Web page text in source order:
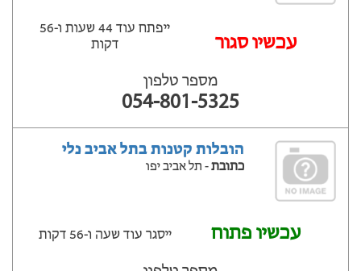
עכשיו סגור
ייפתח עוד 44 שעות ‫ו-56
דקות
מספר טלפון
054-801-5325
הובלות קטנות בתל אביב נלי
כתובת- תל אביב יפו
עכשיו פתוח ייסגר עוד שעה ‫ו-56 דקות